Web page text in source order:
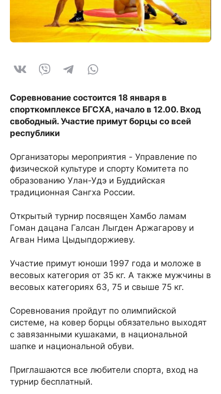
Соревнование состоится 18 января в
спорткомплексе БГСХА, начало в 12.00. Вход
свободный. Участие примут борцы со всей
республики
Организаторы мероприятия - Управление по
физической культуре и спорту Комитета по
образованию Улан-Удэ и Буддийская
традиционная Сангха России.
Открытый турнир посвящен Хамбо ламам
Гоман дацана Галсан Лыгден Аржагарову и
Агван Нима Цыдыпдоржиеву.
Участие примут юноши 1997 года и моложе в
весовых категория от 35 кг. А также мужчины в
весовых категориях 63, 75 и свыше 75 кг.
Соревнования пройдут по олимпийской
системе, на ковер борцы обязательно выходят
с завязанными кушаками, в национальной
шапке и национальной обуви.
Приглашаются все любители спорта, вход на
турнир бесплатный.